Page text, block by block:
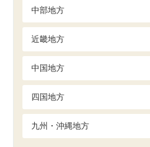
中部地方
近畿地方
中国地方
四国地方
九州・沖縄地方